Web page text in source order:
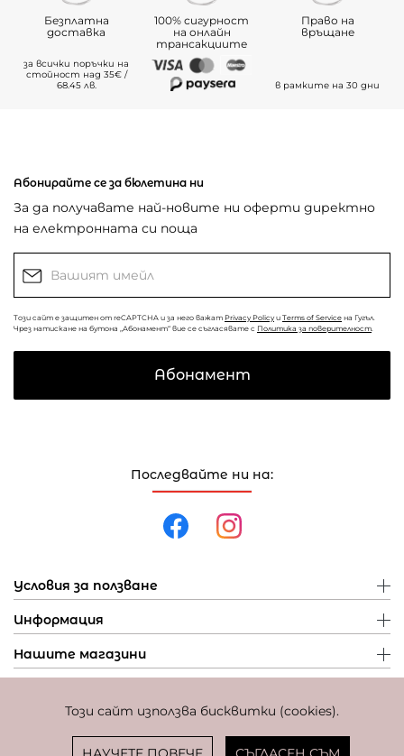
Този сайт използва бисквитки (cookies).
Безплатна
доставка
за всички поръчки на
стойност над 35€ /
68.45 лв.
100% сигурност
на онлайн
трансакциите
Право на
връщане
в рамките на 30 дни
Последвайте ни на:
Условия за ползване
Информация
Нашите магазини
Абонирайте се за бюлетина ни
За да получавате най-новите ни оферти директно
на електронната си поща
Този сайт е защитен от reCAPTCHA и за него важат Privacy Policy и Terms of Service на Гугъл.
Чрез натискане на бутона „Абонамент“ вие се съгласявате с Политика за поверителност
Абонамент
Фиксиран курс за превалутиране: 1 EUR = 1,95583 BGN